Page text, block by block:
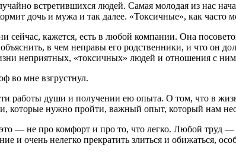
встретившихся людей. Самая молодая из нас
дочь и мужа и так далее. «Токсичные», как
кажется, есть в любой компании. Она
в чем неправы его родственники, и что он
неприятных, «токсичных» людей и отношения с
во мне взгрустнул.
души и получении ею опыта. О том, что в
которые нужно пройти, важный опыт, который нам
— не про комфорт и про то, что легко. Любой труд
и очень нелегко прекратить злиться и обижаться,